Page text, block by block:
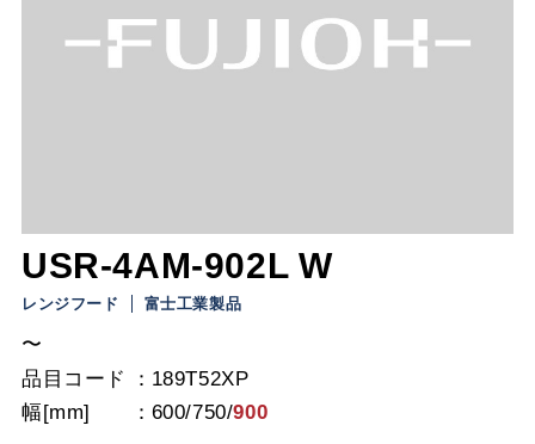
USR-4AM-902L W
レンジフード 富士工業製品
〜
品目コード
189T52XP
幅[mm]
600/750/900